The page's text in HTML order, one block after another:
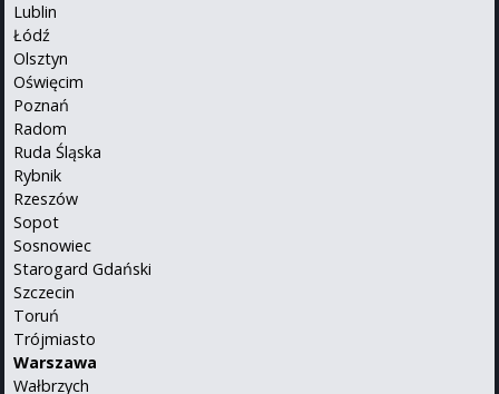
Lublin
Łódź
Olsztyn
Oświęcim
Poznań
Radom
Ruda Śląska
Rybnik
Rzeszów
Sopot
Sosnowiec
Starogard Gdański
Szczecin
Toruń
Trójmiasto
Warszawa
Wałbrzych